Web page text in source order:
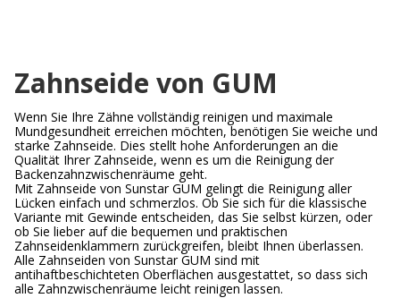
Zahnseide von GUM
Wenn Sie Ihre Zähne vollständig reinigen und maximale
Mundgesundheit erreichen möchten, benötigen Sie weiche und
starke Zahnseide. Dies stellt hohe Anforderungen an die
Qualität Ihrer Zahnseide, wenn es um die Reinigung der
Backenzahnzwischenräume geht.
Mit Zahnseide von Sunstar GUM gelingt die Reinigung aller
Lücken einfach und schmerzlos. Ob Sie sich für die klassische
Variante mit Gewinde entscheiden, das Sie selbst kürzen, oder
ob Sie lieber auf die bequemen und praktischen
Zahnseidenklammern zurückgreifen, bleibt Ihnen überlassen.
Alle Zahnseiden von Sunstar GUM sind mit
antihaftbeschichteten Oberflächen ausgestattet, so dass sich
alle Zahnzwischenräume leicht reinigen lassen.